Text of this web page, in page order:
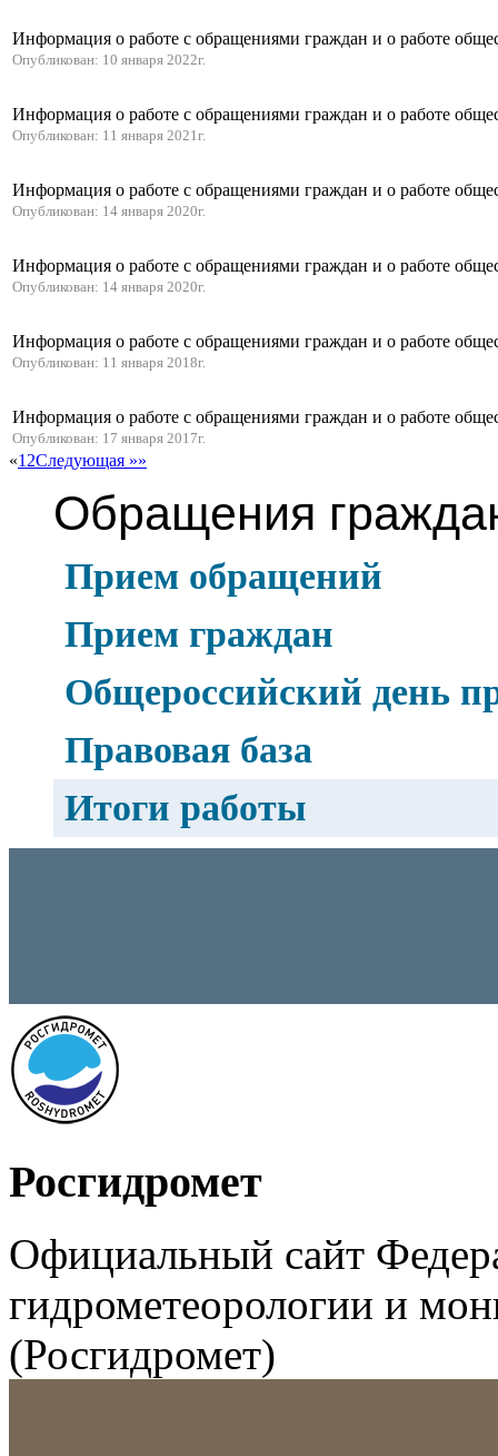
Информация о работе с обращениями граждан и о работе
Опубликован: 10 января 2022г.
Информация о работе с обращениями граждан и о работе
Опубликован: 11 января 2021г.
Информация о работе с обращениями граждан и о работе
Опубликован: 14 января 2020г.
Информация о работе с обращениями граждан и о работе
Опубликован: 14 января 2020г.
Информация о работе с обращениями граждан и о работе
Опубликован: 11 января 2018г.
Информация о работе с обращениями граждан и о работе
Опубликован: 17 января 2017г.
«1 2Следующая »»
Обращения
Прием обращений
Прием граждан
Общероссийский день
Правовая база
Итоги работы
Росгидромет
Официальный сайт
гидрометеорологии и
(Росгидромет)